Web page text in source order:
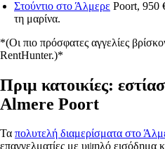
Στούντιο στο Άλμερε Poort, 950
τη μαρίνα.
*(Οι πιο πρόσφατες αγγελίες
RentHunter.)*
Πριμ κατοικίες:
Almere Poort
Τα πολυτελή διαμερίσματα στο
επαγγελματίες με υψηλό εισόδημα